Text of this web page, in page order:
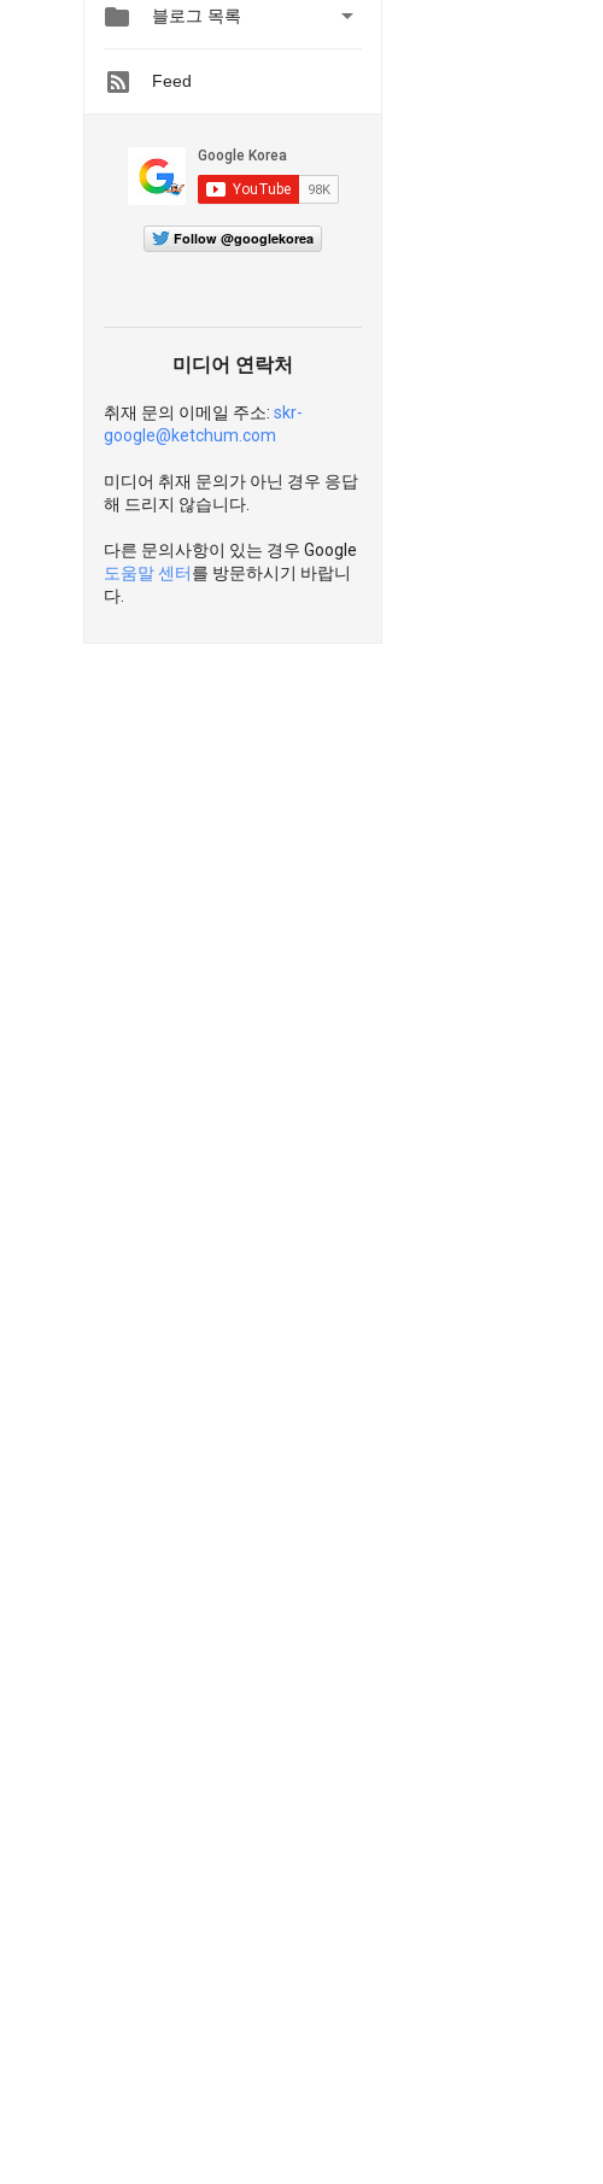
 블로그 목록 
Feed
Follow @googlekorea
미디어 연락처
취재 문의 이메일 주소: skr-
google@ketchum.com
미디어 취재 문의가 아닌 경우 응답
해 드리지 않습니다.
다른 문의사항이 있는 경우 Google
도움말 센터를 방문하시기 바랍니
다.